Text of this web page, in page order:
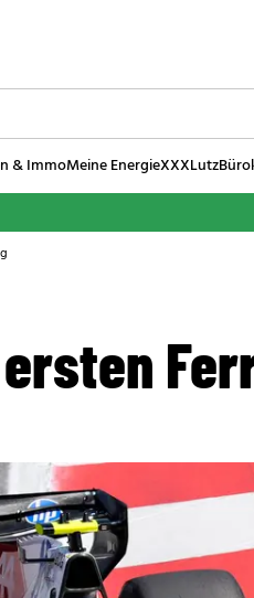
& ImmoMeine EnergieXXXLutz